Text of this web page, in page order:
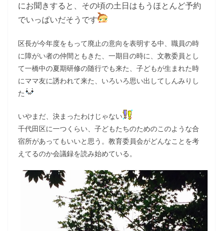
にお聞きすると、その頃の土日はもうほとんど予約
でいっぱいだそうです
区長が今年度をもって廃止の意向を表明する中、職員の時
に障がい者の仲間ともきた、一期目の時に、文教委員とし
て一橋中の夏期研修の随行でも来た、子どもが生まれた時
にママ友に誘われて来た、いろいろ思い出してしんみりし
た
いやまだ、決まったわけじゃない
千代田区に一つくらい、子どもたちのためのこのような合
宿所があってもいいと思う。教育委員会がどんなことを考
えてるのか会議録を読み始めている。